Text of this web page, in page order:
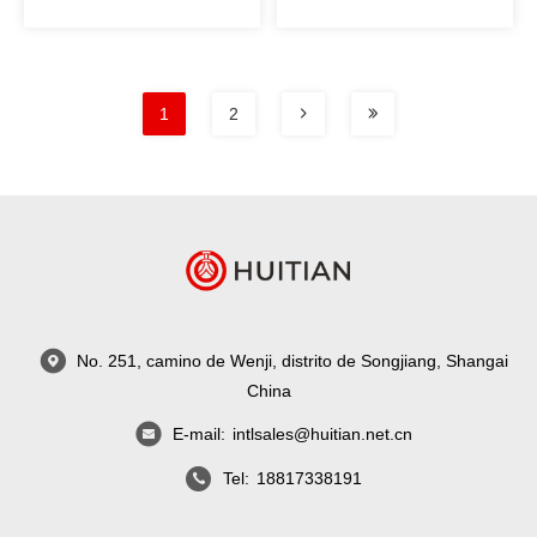
1 2
No. 251, camino de Wenji, distrito de Songjiang, Shangai
China
E-mail: intlsales@huitian.net.cn
Tel: 18817338191